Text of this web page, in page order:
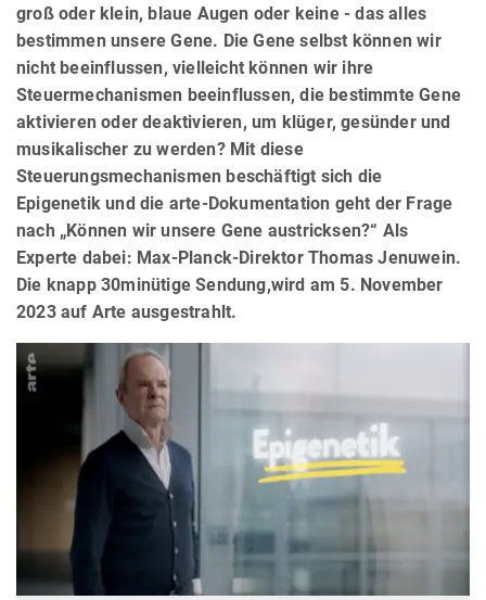
groß oder klein, blaue Augen oder keine - das alles
bestimmen unsere Gene. Die Gene selbst können wir
nicht beeinflussen, vielleicht können wir ihre
Steuermechanismen beeinflussen, die bestimmte Gene
aktivieren oder deaktivieren, um klüger, gesünder und
musikalischer zu werden? Mit diese
Steuerungsmechanismen beschäftigt sich die
Epigenetik und die arte-Dokumentation geht der Frage
nach „Können wir unsere Gene austricksen?“ Als
Experte dabei: Max-Planck-Direktor Thomas Jenuwein.
Die knapp 30minütige Sendung,wird am 5. November
2023 auf Arte ausgestrahlt.